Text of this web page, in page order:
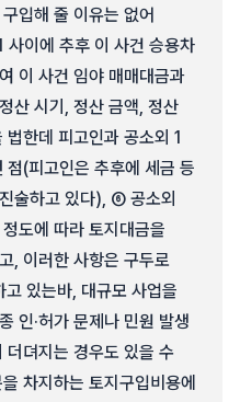
입해 줄 이유는 없어
이에 추후 이 사건 승용차
이 사건 임야 매매대금과
산 시기, 정산 금액, 정산
한데 피고인과 공소외 1
(피고인은 추후에 세금 등
술하고 있다), ⑥ 공소외
도에 따라 토지대금을
, 이러한 사항은 구두로
있는바, 대규모 사업을
인·허가 문제나 민원 발생
더뎌지는 경우도 있을 수
차지하는 토지구입비용에